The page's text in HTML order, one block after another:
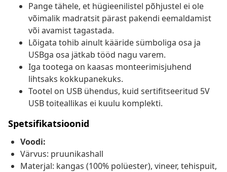
Pange tähele, et hügieenilistel põhjustel ei ole
võimalik madratsit pärast pakendi eemaldamist
või avamist tagastada.
Lõigata tohib ainult kääride sümboliga osa ja
USBga osa jätkab tööd nagu varem.
Iga tootega on kaasas monteerimisjuhend
lihtsaks kokkupanekuks.
Tootel on USB ühendus, kuid sertifitseeritud 5V
USB toiteallikas ei kuulu komplekti.
Spetsifikatsioonid
Voodi:
Värvus: pruunikashall
Materjal: kangas (100% polüester), vineer, tehispuit,